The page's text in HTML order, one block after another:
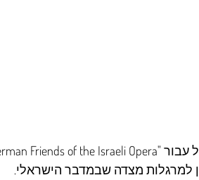
למרגלות מצדה שבמדבר הישראלי.